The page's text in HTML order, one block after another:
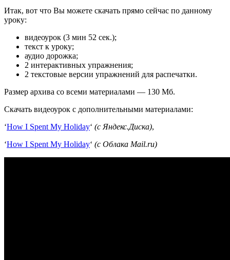
Итак, вот что Вы можете скачать прямо сейчас по данному
уроку:
видеоурок (3 мин 52 сек.);
текст к уроку;
аудио дорожка;
2 интерактивных упражнения;
2 текстовые версии упражнений для распечатки.
Размер архива со всеми материалами — 130 Мб.
Скачать видеоурок с дополнительными материалами:
‘How I Spent My Holiday‘ (с Яндекс.Диска),
‘How I Spent My Holiday‘ (с Облака Mail.ru)